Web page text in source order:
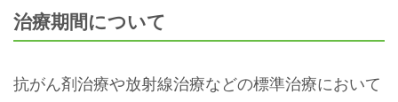
治療期間について
抗がん剤治療や放射線治療などの標準治療において